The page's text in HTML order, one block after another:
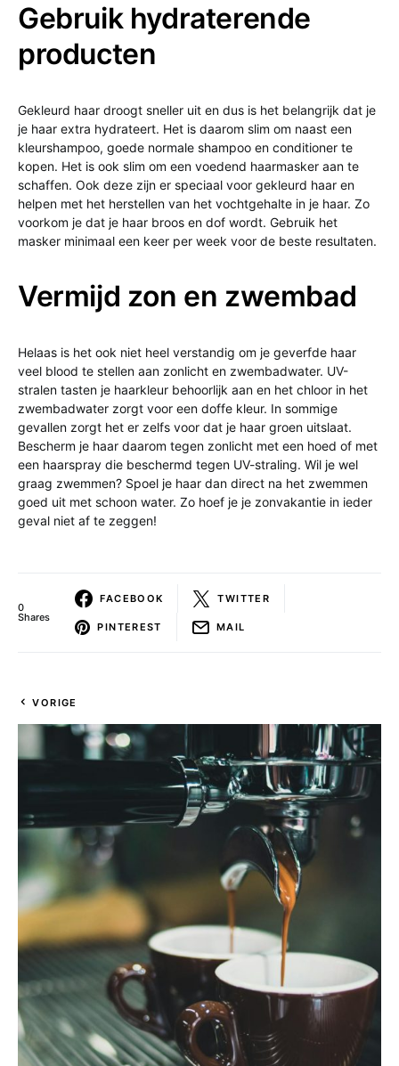
Gebruik hydraterende
producten
Gekleurd haar droogt sneller uit en dus is het belangrijk dat je
je haar extra hydrateert. Het is daarom slim om naast een
kleurshampoo, goede normale shampoo en conditioner te
kopen. Het is ook slim om een voedend haarmasker aan te
schaffen. Ook deze zijn er speciaal voor gekleurd haar en
helpen met het herstellen van het vochtgehalte in je haar. Zo
voorkom je dat je haar broos en dof wordt. Gebruik het
masker minimaal een keer per week voor de beste resultaten.
Vermijd zon en zwembad
Helaas is het ook niet heel verstandig om je geverfde haar
veel blood te stellen aan zonlicht en zwembadwater. UV-
stralen tasten je haarkleur behoorlijk aan en het chloor in het
zwembadwater zorgt voor een doffe kleur. In sommige
gevallen zorgt het er zelfs voor dat je haar groen uitslaat.
Bescherm je haar daarom tegen zonlicht met een hoed of met
een haarspray die beschermd tegen UV-straling. Wil je wel
graag zwemmen? Spoel je haar dan direct na het zwemmen
goed uit met schoon water. Zo hoef je je zonvakantie in ieder
geval niet af te zeggen!
0
Shares
FACEBOOK TWITTER
PINTEREST MAIL
VORIGE